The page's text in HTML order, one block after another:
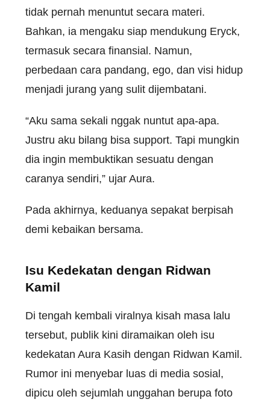
tidak pernah menuntut secara materi.
Bahkan, ia mengaku siap mendukung Eryck,
termasuk secara finansial. Namun,
perbedaan cara pandang, ego, dan visi hidup
menjadi jurang yang sulit dijembatani.
“Aku sama sekali nggak nuntut apa-apa.
Justru aku bilang bisa support. Tapi mungkin
dia ingin membuktikan sesuatu dengan
caranya sendiri,” ujar Aura.
Pada akhirnya, keduanya sepakat berpisah
demi kebaikan bersama.
Isu Kedekatan dengan Ridwan
Kamil
Di tengah kembali viralnya kisah masa lalu
tersebut, publik kini diramaikan oleh isu
kedekatan Aura Kasih dengan Ridwan Kamil.
Rumor ini menyebar luas di media sosial,
dipicu oleh sejumlah unggahan berupa foto